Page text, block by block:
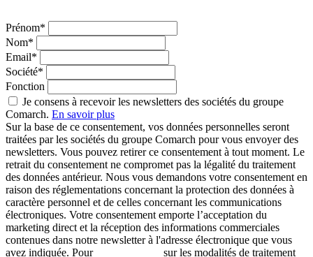
Prénom*
Nom*
Email*
Société*
Fonction
Je consens à recevoir les newsletters des sociétés du groupe
Comarch. En savoir plus
Sur la base de ce consentement, vos données personnelles seront
traitées par les sociétés du groupe Comarch pour vous envoyer des
newsletters. Vous pouvez retirer ce consentement à tout moment. Le
retrait du consentement ne compromet pas la légalité du traitement
des données antérieur. Nous vous demandons votre consentement en
raison des réglementations concernant la protection des données à
caractère personnel et de celles concernant les communications
électroniques. Votre consentement emporte l’acceptation du
marketing direct et la réception des informations commerciales
contenues dans notre newsletter à l'adresse électronique que vous
avez indiquée. Pour
sur les modalités de traitement